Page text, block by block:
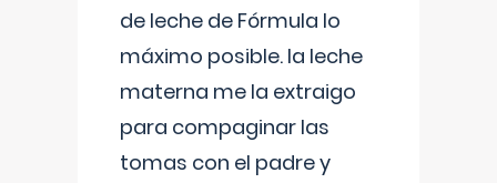
de leche de Fórmula lo
máximo posible. la leche
materna me la extraigo
para compaginar las
tomas con el padre y